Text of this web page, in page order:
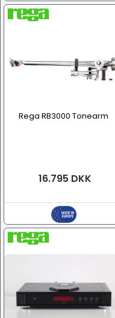
Rega RB3000 Tonearm
16.795 DKK